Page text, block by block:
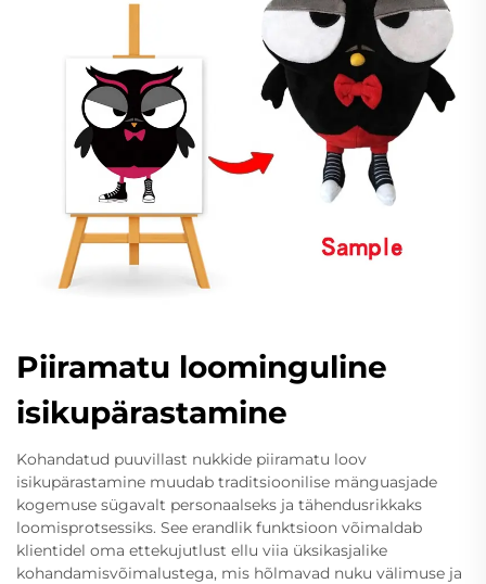
Piiramatu loominguline
isikupärastamine
Kohandatud puuvillast nukkide piiramatu loov
isikupärastamine muudab traditsioonilise mänguasjade
kogemuse sügavalt personaalseks ja tähendusrikkaks
loomisprotsessiks. See erandlik funktsioon võimaldab
klientidel oma ettekujutlust ellu viia üksikasjalike
kohandamisvõimalustega, mis hõlmavad nuku välimuse ja